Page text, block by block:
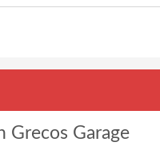
Garage